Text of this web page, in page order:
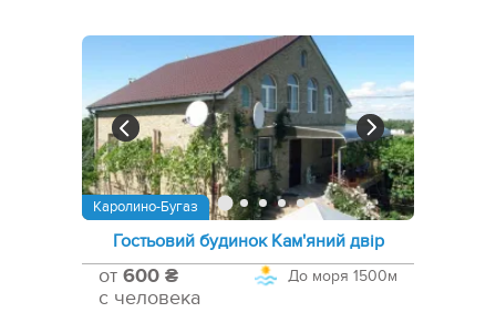
Каролино-Бугаз
Гостьовий будинок Кам'яний двір
До моря 1500м
от 600 ₴
с человека